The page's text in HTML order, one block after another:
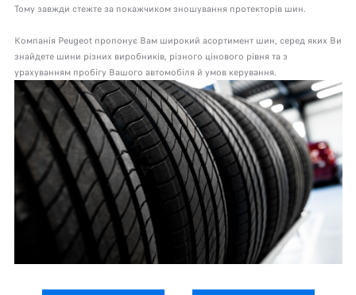
Тому завжди стежте за покажчиком зношування протекторів шин.
Компанія Peugeot пропонує Вам широкий асортимент шин, серед яких Ви
знайдете шини різних виробників, різного цінового рівня та з
урахуванням пробігу Вашого автомобіля й умов керування.